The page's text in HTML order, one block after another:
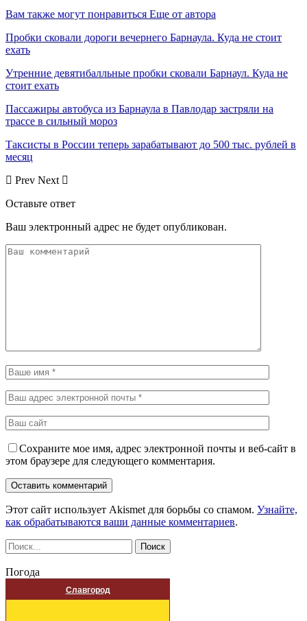
Вам также могут понравиться Еще от автора
Пробки сковали дороги вечернего Барнаула. Куда не стоит
ехать
Утренние девятибалльные пробки сковали Барнаул. Куда не
стоит ехать
Пассажиры автобуса из Барнаула в Павлодар застряли на
трассе в сильный мороз
Таксисты в России теперь зарабатывают до 500 тыс. рублей в
месяц
Prev Next
Оставьте ответ
Ваш электронный адрес не будет опубликован.
Сохраните мое имя, адрес электронной почты и веб-сайт в
этом браузере для следующего комментария.
Этот сайт использует Akismet для борьбы со спамом. Узнайте,
как обрабатываются ваши данные комментариев.
Погода
Славгород